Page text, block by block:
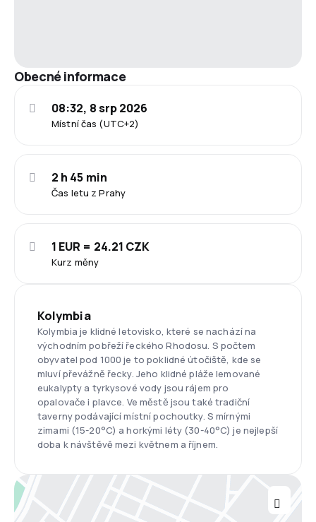
Obecné informace
Místní čas (UTC+2)
08:32, 8 srp 2026
Čas letu z Prahy
2 h 45 min
Kurz měny
1 EUR = 24.21 CZK
Kolymbia
Kolymbia je klidné letovisko, které se nachází na
východním pobřeží řeckého Rhodosu. S počtem
obyvatel pod 1000 je to poklidné útočiště, kde se
mluví převážně řecky. Jeho klidné pláže lemované
eukalypty a tyrkysové vody jsou rájem pro
opalovače i plavce. Ve městě jsou také tradiční
taverny podávající místní pochoutky. S mírnými
zimami (15-20°C) a horkými léty (30-40°C) je nejlepší
doba k návštěvě mezi květnem a říjnem.